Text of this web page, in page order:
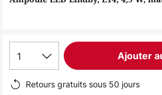
1 Ajouter
Retours gratuits sous 50 jours